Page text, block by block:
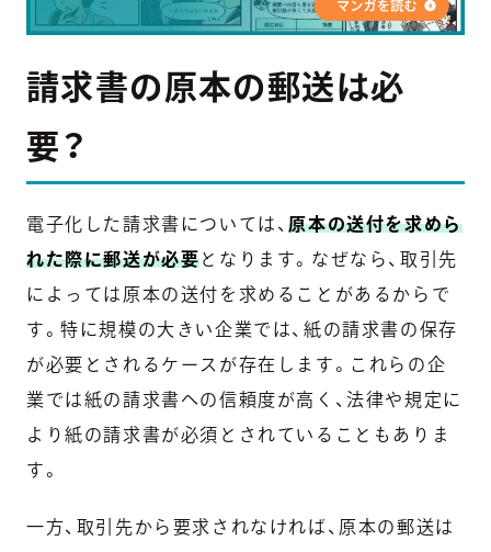
請求書の原本の郵送は必
要？
電子化した請求書については、原本の送付を求めら
れた際に郵送が必要となります。なぜなら、取引先
によっては原本の送付を求めることがあるからで
す。特に規模の大きい企業では、紙の請求書の保存
が必要とされるケースが存在します。これらの企
業では紙の請求書への信頼度が高く、法律や規定に
より紙の請求書が必須とされていることもありま
す。
一方、取引先から要求されなければ、原本の郵送は